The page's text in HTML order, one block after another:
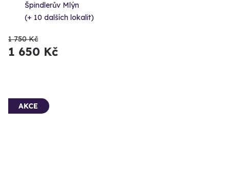
Špindlerův Mlýn
(+ 10 dalších lokalit)
1 750 Kč
1 650 Kč
AKCE